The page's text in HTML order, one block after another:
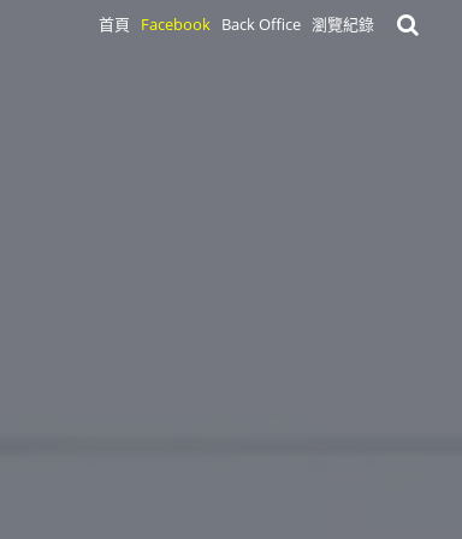
首頁 Facebook Back Office 瀏覽紀錄